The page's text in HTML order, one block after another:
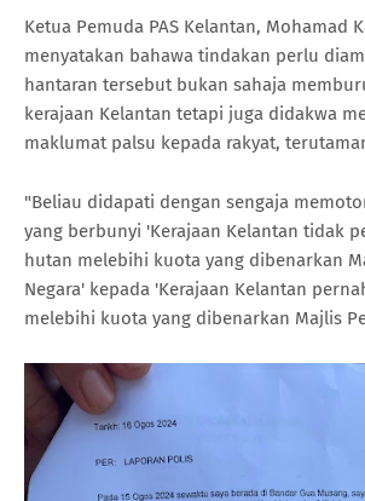
Ketua Pemuda PAS Kelantan, Mohamad
menyatakan bahawa tindakan perlu
hantaran tersebut bukan sahaja
kerajaan Kelantan tetapi juga didakwa
maklumat palsu kepada rakyat,
"Beliau didapati dengan sengaja
yang berbunyi 'Kerajaan Kelantan tidak
hutan melebihi kuota yang dibenarkan
Negara' kepada 'Kerajaan Kelantan
melebihi kuota yang dibenarkan Majlis